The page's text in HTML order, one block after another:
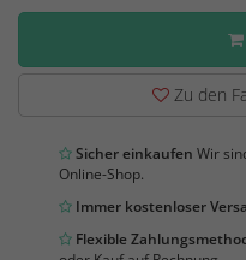
Zu den
Sicher einkaufen Wir
Online-Shop.
Immer kostenloser
Flexible